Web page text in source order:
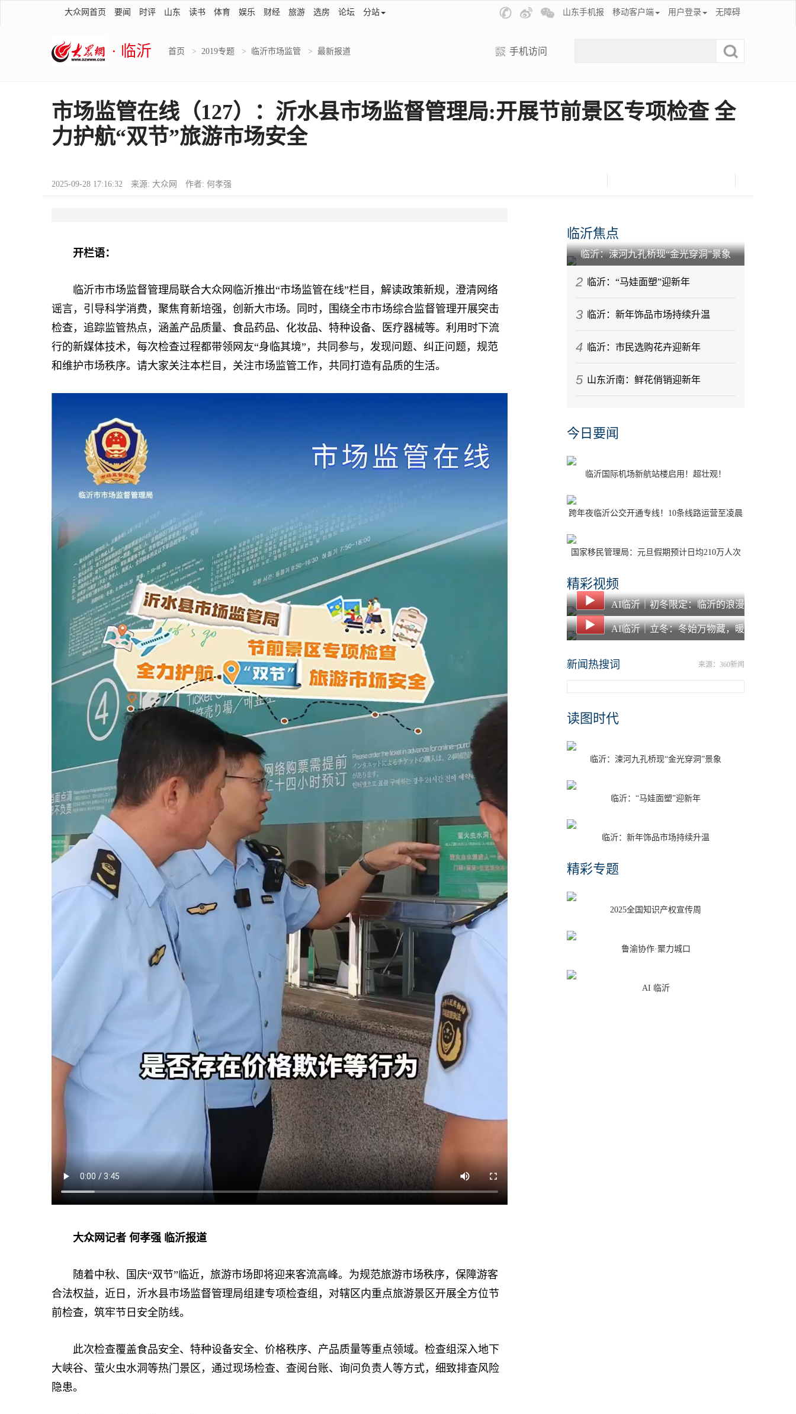
大众网首页 要闻 时评 山东 读书 体育 娱乐 财经 旅游 选房 论坛 分站 山东手机报 移动客户端 用户登录 无障碍
· 临沂 首页 > 2019专题 > 临沂市场监管 > 最新报道 手机访问
市场监管在线（127）：沂水县市场监督管理局:开展节前景区专项检查 全
力护航“双节”旅游市场安全
2025-09-28 17:16:32 来源: 大众网 作者: 何孝强
开栏语：
临沂市市场监督管理局联合大众网临沂推出“市场监管在线”栏目，解读政策新规，澄清网络
谣言，引导科学消费，聚焦育新培强，创新大市场。同时，围绕全市市场综合监督管理开展突击
检查，追踪监管热点，涵盖产品质量、食品药品、化妆品、特种设备、医疗器械等。利用时下流
行的新媒体技术，每次检查过程都带领网友“身临其境”，共同参与，发现问题、纠正问题，规范
和维护市场秩序。请大家关注本栏目，关注市场监管工作，共同打造有品质的生活。
大众网记者 何孝强 临沂报道
随着中秋、国庆“双节”临近，旅游市场即将迎来客流高峰。为规范旅游市场秩序，保障游客
合法权益，近日，沂水县市场监督管理局组建专项检查组，对辖区内重点旅游景区开展全方位节
前检查，筑牢节日安全防线。
此次检查覆盖食品安全、特种设备安全、价格秩序、产品质量等重点领域。检查组深入地下
大峡谷、萤火虫水洞等热门景区，通过现场检查、查阅台账、询问负责人等方式，细致排查风险
隐患。
临沂焦点
临沂：涑河九孔桥现“金光穿洞”景象
2 临沂：“马娃面塑”迎新年
3 临沂：新年饰品市场持续升温
4 临沂：市民选购花卉迎新年
5 山东沂南：鲜花俏销迎新年
今日要闻
临沂国际机场新航站楼启用！超壮观！
跨年夜临沂公交开通专线！10条线路运营至凌晨
国家移民管理局：元旦假期预计日均210万人次
精彩视频
AI临沂｜初冬限定：临沂的浪漫
都藏在落叶里了
AI临沂｜立冬：冬始万物藏，暖
新闻热搜词 来源：360新闻
读图时代
临沂：涑河九孔桥现“金光穿洞”景象
临沂：“马娃面塑”迎新年
临沂：新年饰品市场持续升温
精彩专题
2025全国知识产权宣传周
鲁渝协作·聚力城口
AI 临沂